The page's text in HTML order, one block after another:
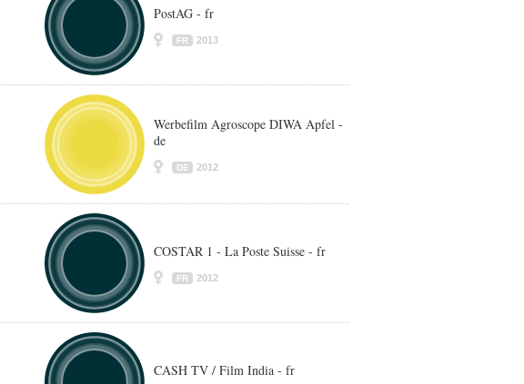
PostAG - fr
FR 2013
Werbefilm Agroscope DIWA Apfel -
de
DE 2012
COSTAR 1 - La Poste Suisse - fr
FR 2012
CASH TV / Film India - fr